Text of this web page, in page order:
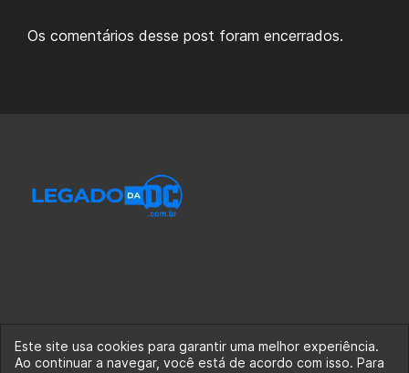
Os comentários desse post foram encerrados.
© 2020-2026 Legado da DC, uma empresa da Legado
Este site usa cookies para garantir uma melhor experiência.
Ao continuar a navegar, você está de acordo com isso. Para